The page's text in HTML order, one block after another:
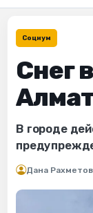
Социум
Снег
В городе
Дана